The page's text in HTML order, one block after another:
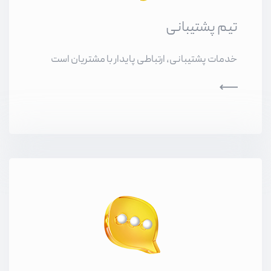
تیم پشتیبانی
خدمات پشتیبانی، ارتباطی پایدار با مشتریان است